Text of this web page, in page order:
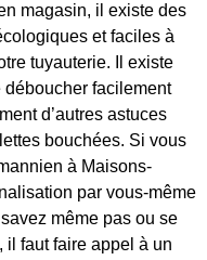
magasin, il existe des
et faciles à
tuyauterie. Il existe
facilement
d’autres astuces
bouchées. Si vous
à Maisons-
par vous-même
même pas ou se
il faut faire appel à un